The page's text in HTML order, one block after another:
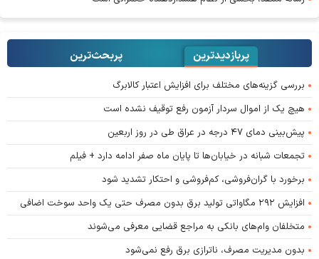
پربازدیدترین پربحث‌ترین‌
بررسی گزینه‌های مختلف برای افزایش اعتبار کالابرگ
هیچ یک از اموال سردار آزمون رفع توقیف نشده است
پیش‌بینی دمای ۴۷ درجه در عراق طی در روز اربعین
تجمعات شبانه در خیابان‌ها تا پایان ماه صفر ادامه دارد + فیلم
برخورد با گران‌فروشی، کم‌فروشی و احتکار تشدید شود
افزایش ۲۹۲ مگاواتی تولید برق بدون مصرف حتی یک واحد سوخت اضافی
متخلفان وام‌های بانکی به مراجع قضایی معرفی می‌شوند
بدون مدیریت مصرف، ناترازی برق رفع نمی‌شود